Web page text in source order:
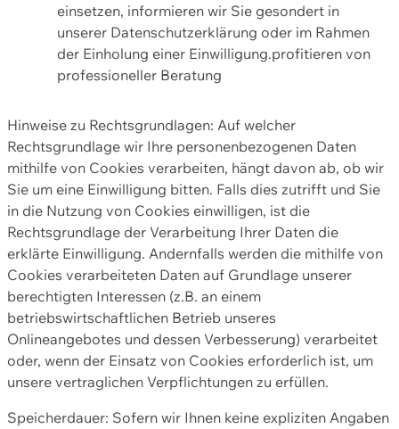
einsetzen, informieren wir Sie gesondert in
unserer Datenschutzerklärung oder im Rahmen
der Einholung einer Einwilligung.profitieren von
professioneller Beratung
Hinweise zu Rechtsgrundlagen: Auf welcher
Rechtsgrundlage wir Ihre personenbezogenen Daten
mithilfe von Cookies verarbeiten, hängt davon ab, ob wir
Sie um eine Einwilligung bitten. Falls dies zutrifft und Sie
in die Nutzung von Cookies einwilligen, ist die
Rechtsgrundlage der Verarbeitung Ihrer Daten die
erklärte Einwilligung. Andernfalls werden die mithilfe von
Cookies verarbeiteten Daten auf Grundlage unserer
berechtigten Interessen (z.B. an einem
betriebswirtschaftlichen Betrieb unseres
Onlineangebotes und dessen Verbesserung) verarbeitet
oder, wenn der Einsatz von Cookies erforderlich ist, um
unsere vertraglichen Verpflichtungen zu erfüllen.
Speicherdauer: Sofern wir Ihnen keine expliziten Angaben